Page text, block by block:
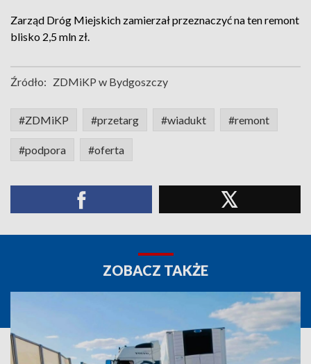
Zarząd Dróg Miejskich zamierzał przeznaczyć na ten remont
blisko 2,5 mln zł.
Źródło: ZDMiKP w Bydgoszczy
#ZDMiKP #przetarg #wiadukt #remont
#podpora #oferta
ZOBACZ TAKŻE